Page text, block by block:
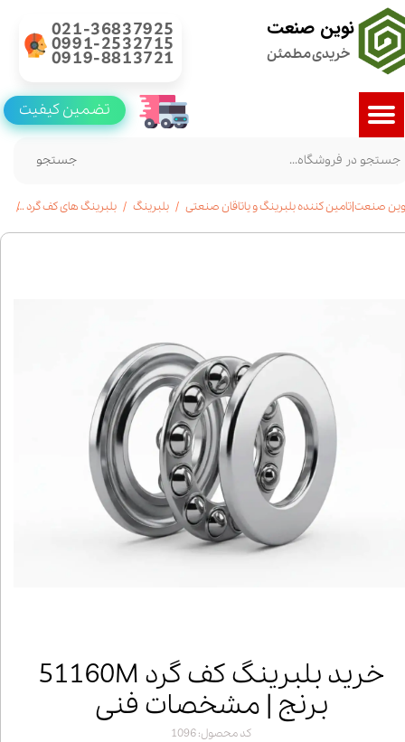
نوین صنعت
خریدی مطمئن
021-36837925
0991-2532715
0919-8813721
جستجو
تضمین کیفیت
صنعت|تامین کننده بلبرینگ و یاتاقان صنعتی بلبرینگ بلبرینگ های کف گرد
خرید بلبرینگ کف گرد 51160M
برنج | مشخصات فنی
کد محصول: 1096